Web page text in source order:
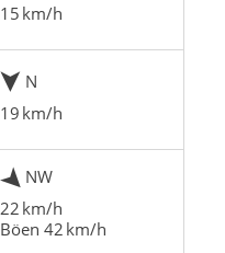
15 km/h
N
19 km/h
NW
22 km/h
Böen 42 km/h